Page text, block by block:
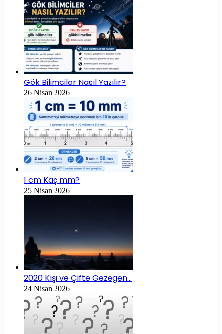
Gök Bilimciler Nasıl Yazılır?
26 Nisan 2026
1 cm Kaç mm?
25 Nisan 2026
2020 Kışı ve Çifte Gezegen…
24 Nisan 2026